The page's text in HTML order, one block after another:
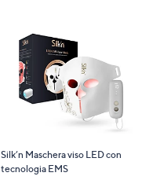
Silk’n Maschera viso LED con
tecnologia EMS